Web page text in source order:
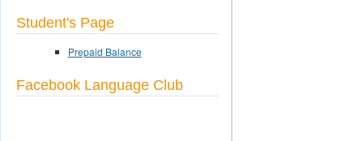
Student's Page
Prepaid Balance
Facebook Language Club